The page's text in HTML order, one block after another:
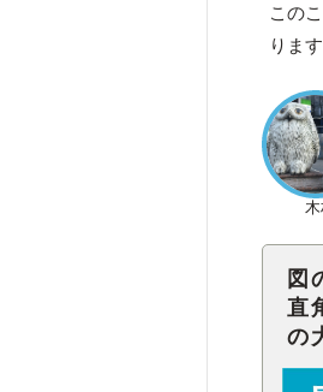
この
ります
図
直
の